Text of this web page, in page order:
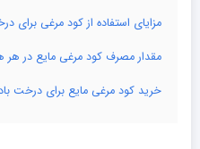
مزایای استفاده از کود مرغی برای
مقدار مصرف کود مرغی مایع در هر
خرید کود مرغی مایع برای درخت